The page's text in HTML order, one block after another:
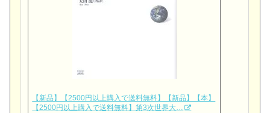
【新品】【2500円以上購入で送料無料】【新品】【本】
【2500円以上購入で送料無料】第3次世界大…